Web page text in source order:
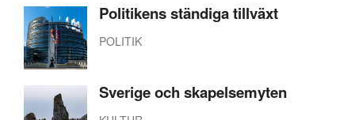
Politikens ständiga tillväxt
POLITIK
Sverige och skapelsemyten